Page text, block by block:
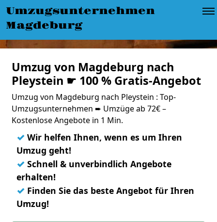
Umzugsunternehmen
Magdeburg
Umzug von Magdeburg nach
Pleystein ☛ 100 % Gratis-Angebot
Umzug von Magdeburg nach Pleystein : Top-
Umzugsunternehmen ➨ Umzüge ab 72€ –
Kostenlose Angebote in 1 Min.
✓ Wir helfen Ihnen, wenn es um Ihren
Umzug geht!
✓ Schnell & unverbindlich Angebote
erhalten!
✓ Finden Sie das beste Angebot für Ihren
Umzug!